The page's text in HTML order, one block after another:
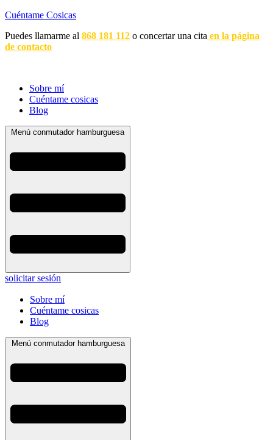
Cuéntame Cosicas
Puedes llamarme al 868 181 112 o concertar una cita en la página
de contacto
Sobre mí
Cuéntame cosicas
Blog
Menú conmutador hamburguesa
solicitar sesión
Sobre mí
Cuéntame cosicas
Blog
Menú conmutador hamburguesa